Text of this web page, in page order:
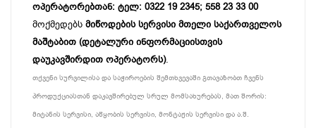
ოპერატორებთან: ტელ: 0322 19 2345; 558 23 33 00
მოქმედებს მიწოდების სერვისი მთელი საქართველოს
მაშტაბით (დეტალური ინფორმაციისთვის
დაუკავშირდით ოპერატორს).
თქვენი სურვილისა და საჭიროების შემთხვევაში გთავაზობთ ჩვენს
პროდუქციასთან დაკავშირებულ სრულ მომსახურებას, მათ შორის:
მიტანის სერვისი, აწყობის სერვისი, მონტაჟის სერვისი და ა.შ.